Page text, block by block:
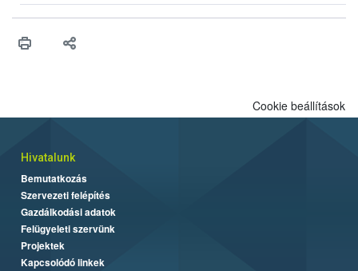
Cookie beállítások
Hivatalunk
Bemutatkozás
Szervezeti felépítés
Gazdálkodási adatok
Felügyeleti szervünk
Projektek
Kapcsolódó linkek